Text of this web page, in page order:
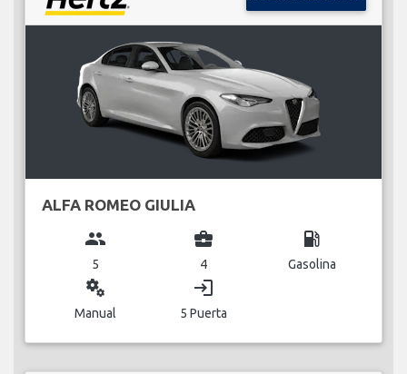
ALFA ROMEO GIULIA
group
5
business_center
4
local_gas_station
Gasolina
miscellaneous_services
Manual
login
5 Puerta